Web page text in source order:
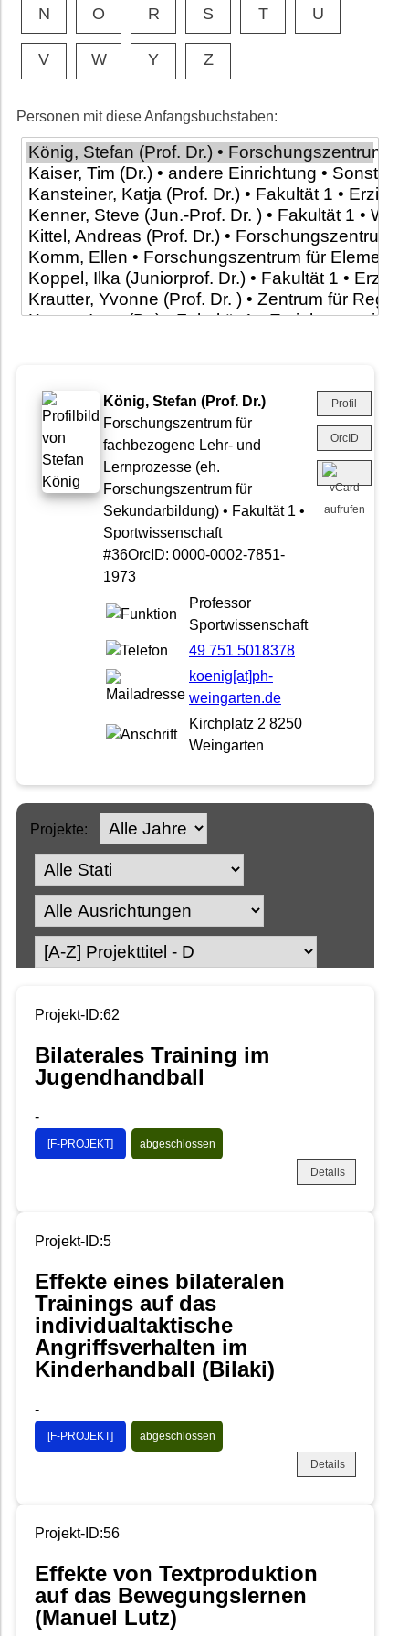
N O R S T U
V W Y Z
Personen mit diese Anfangsbuchstaben:
König, Stefan (Prof. Dr.)
Forschungszentrum für
fachbezogene Lehr- und
Lernprozesse (eh.
Forschungszentrum für
Sekundarbildung) • Fakultät 1 •
Sportwissenschaft
#36OrcID: 0000-0002-7851-
1973
Professor
Sportwissenschaft
49 751 5018378
koenig[at]ph-
weingarten.de
Kirchplatz 2 8250
Weingarten
Profil
OrcID
Projekte:
Projekt-ID:62
Bilaterales Training im
Jugendhandball
-
[F-PROJEKT] abgeschlossen
Details
Projekt-ID:5
Effekte eines bilateralen
Trainings auf das
individualtaktische
Angriffsverhalten im
Kinderhandball (Bilaki)
-
[F-PROJEKT] abgeschlossen
Details
Projekt-ID:56
Effekte von Textproduktion
auf das Bewegungslernen
(Manuel Lutz)